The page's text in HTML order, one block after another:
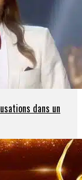
dans un